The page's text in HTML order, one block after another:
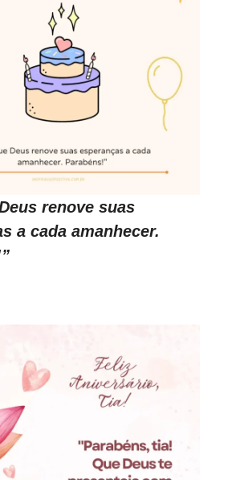
renove suas
a cada amanhecer.